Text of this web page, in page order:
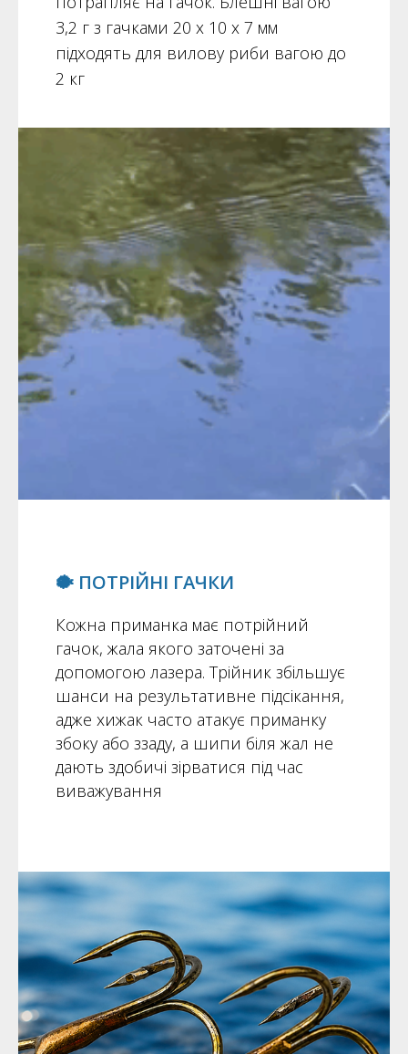
3,2 г з гачками 20 х 10 х 7 мм
підходять для вилову риби вагою до
2 кг
🐡 ПОТРІЙНІ ГАЧКИ
Кожна приманка має потрійний
гачок, жала якого заточені за
допомогою лазера. Трійник збільшує
шанси на результативне підсікання,
адже хижак часто атакує приманку
збоку або ззаду, а шипи біля жал не
дають здобичі зірватися під час
виважування